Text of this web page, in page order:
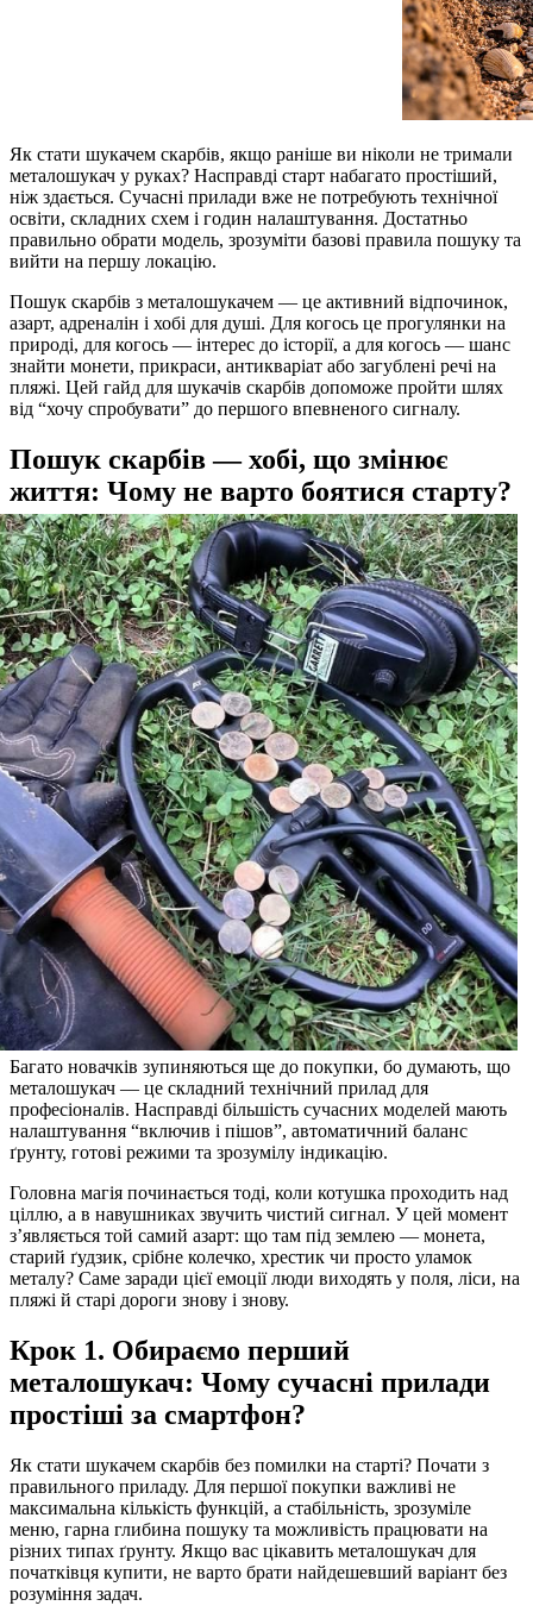
Як стати шукачем скарбів, якщо раніше ви ніколи не тримали
металошукач у руках? Насправді старт набагато простіший,
ніж здається. Сучасні прилади вже не потребують технічної
освіти, складних схем і годин налаштування. Достатньо
правильно обрати модель, зрозуміти базові правила пошуку та
вийти на першу локацію.
Пошук скарбів з металошукачем — це активний відпочинок,
азарт, адреналін і хобі для душі. Для когось це прогулянки на
природі, для когось — інтерес до історії, а для когось — шанс
знайти монети, прикраси, антикваріат або загублені речі на
пляжі. Цей гайд для шукачів скарбів допоможе пройти шлях
від “хочу спробувати” до першого впевненого сигналу.
Пошук скарбів — хобі, що змінює
життя: Чому не варто боятися старту?
Багато новачків зупиняються ще до покупки, бо думають, що
металошукач — це складний технічний прилад для
професіоналів. Насправді більшість сучасних моделей мають
налаштування “включив і пішов”, автоматичний баланс
ґрунту, готові режими та зрозумілу індикацію.
Головна магія починається тоді, коли котушка проходить над
ціллю, а в навушниках звучить чистий сигнал. У цей момент
з’являється той самий азарт: що там під землею — монета,
старий ґудзик, срібне колечко, хрестик чи просто уламок
металу? Саме заради цієї емоції люди виходять у поля, ліси, на
пляжі й старі дороги знову і знову.
Крок 1. Обираємо перший
металошукач: Чому сучасні прилади
простіші за смартфон?
Як стати шукачем скарбів без помилки на старті? Почати з
правильного приладу. Для першої покупки важливі не
максимальна кількість функцій, а стабільність, зрозуміле
меню, гарна глибина пошуку та можливість працювати на
різних типах ґрунту. Якщо вас цікавить металошукач для
початківця купити, не варто брати найдешевший варіант без
розуміння задач.